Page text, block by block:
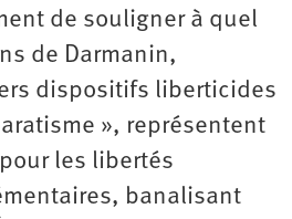
de souligner à quel
de Darmanin,
dispositifs liberticides
», représentent
les libertés
banalisant